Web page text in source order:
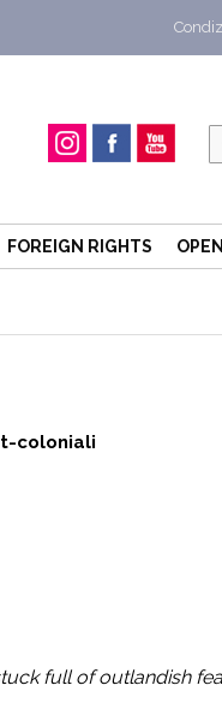
FOREIGN RIGHTS
coloniali
full of outlandish